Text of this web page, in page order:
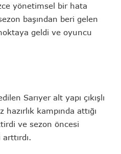
yönetimsel bir hata
başından beri gelen
geldi ve oyuncu
Sarıyer alt yapı çıkışlı
kampında attığı
ve sezon öncesi